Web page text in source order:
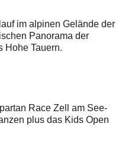
im alpinen Gelände der
Panorama der
Hohe Tauern.
Race Zell am See-
plus das Kids Open